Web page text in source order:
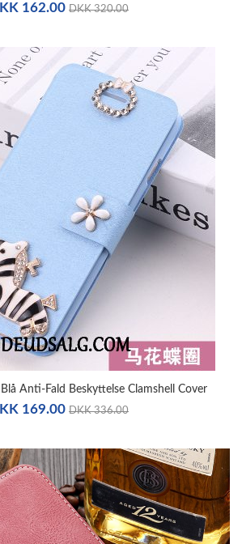
162.00 DKK 320.00
Anti-Fald Beskyttelse Clamshell Cover
169.00 DKK 336.00